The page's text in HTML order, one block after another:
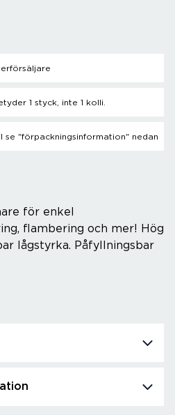
1 styck, inte 1 kolli.
se "förpackningsinformation" nedan
för enkel
flambering och mer! Hög
lågstyrka. Påfyllningsbar